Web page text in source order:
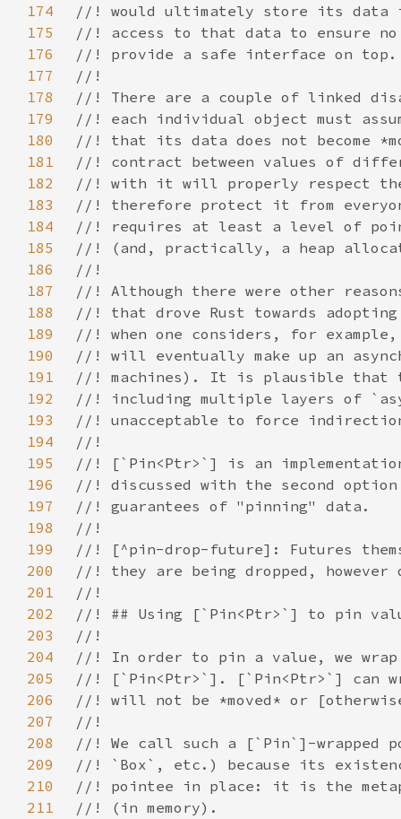
174
175
176
177
178
179
180
181
182
183
184
185
186
187
188
189
190
191
192
193
194
195
196
197
198
199
200
201
202
203
204
205
206
207
208
209
210
211